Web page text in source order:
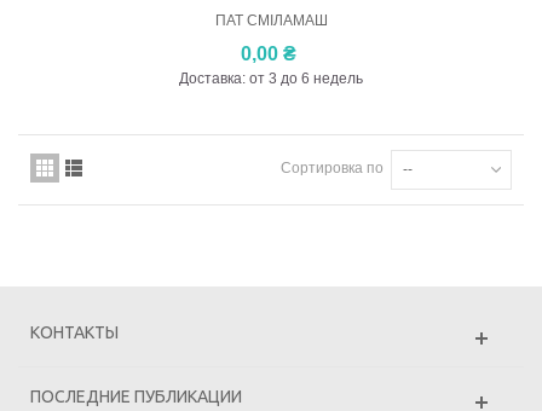
ПАТ СМІЛАМАШ
0,00 ₴
Доставка: от 3 до 6 недель
Сортировка по --
КОНТАКТЫ
ПОСЛЕДНИЕ ПУБЛИКАЦИИ